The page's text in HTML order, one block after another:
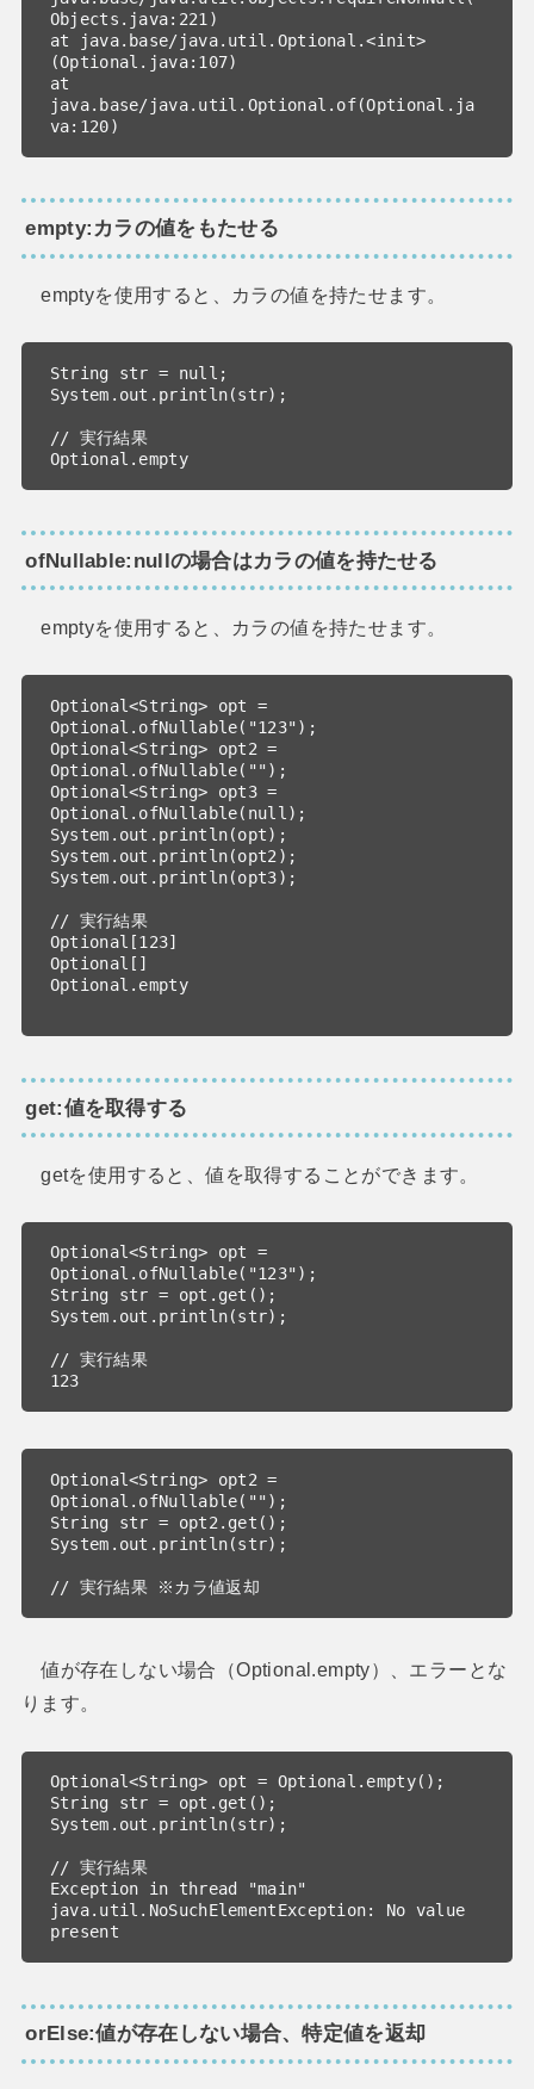
Objects.java:221)
at java.base/java.util.Optional.<init>
(Optional.java:107)
at
java.base/java.util.Optional.of(Optional.ja
va:120)
empty:カラの値をもたせる
emptyを使用すると、カラの値を持たせます。
String str = null;
System.out.println(str);
// 実行結果
Optional.empty
ofNullable:nullの場合はカラの値を持たせる
emptyを使用すると、カラの値を持たせます。
Optional<String> opt =
Optional.ofNullable("123");
Optional<String> opt2 =
Optional.ofNullable("");
Optional<String> opt3 =
Optional.ofNullable(null);
System.out.println(opt);
System.out.println(opt2);
System.out.println(opt3);
// 実行結果
Optional[123]
Optional[]
Optional.empty
get:値を取得する
getを使用すると、値を取得することができます。
Optional<String> opt =
Optional.ofNullable("123");
String str = opt.get();
System.out.println(str);
// 実行結果
123
Optional<String> opt2 =
Optional.ofNullable("");
String str = opt2.get();
System.out.println(str);
値が存在しない場合（Optional.empty）、エラーとな
ります。
Optional<String> opt = Optional.empty();
String str = opt.get();
System.out.println(str);
// 実行結果
Exception in thread "main"
java.util.NoSuchElementException: No value
present
orElse:値が存在しない場合、特定値を返却